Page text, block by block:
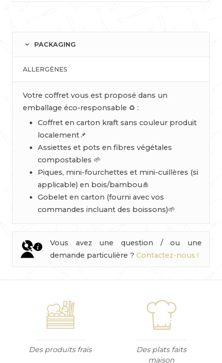
PACKAGING
ALLERGÈNES
Votre coffret vous est proposé dans un
emballage éco-responsable ♻️ :
Coffret en carton kraft sans couleur produit
localement📌
Assiettes et pots en fibres végétales
compostables 🌱
Piques, mini-fourchettes et mini-cuillères (si
applicable) en bois/bambou🎍
Gobelet en carton (fourni avec vos
commandes incluant des boissons)🌱
Vous avez une question / ou une
demande particulière ? Contactez-nous !
Des produits frais
Des plats faits
maison